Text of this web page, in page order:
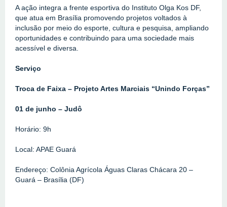
A ação integra a frente esportiva do Instituto Olga Kos DF,
que atua em Brasília promovendo projetos voltados à
inclusão por meio do esporte, cultura e pesquisa, ampliando
oportunidades e contribuindo para uma sociedade mais
acessível e diversa.
Serviço
Troca de Faixa – Projeto Artes Marciais “Unindo Forças”
01 de junho – Judô
Horário: 9h
Local: APAE Guará
Endereço: Colônia Agrícola Águas Claras Chácara 20 –
Guará – Brasília (DF)